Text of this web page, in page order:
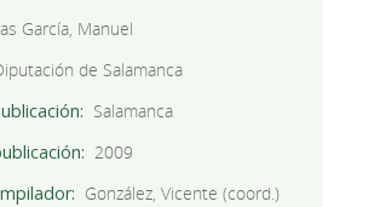
García, Manuel
de Salamanca
Salamanca
2009
González, Vicente (coord.)